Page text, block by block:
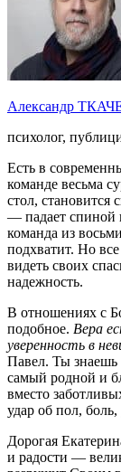
Александр
психолог,
Есть в
команде весьма
стол, становится
— падает спиной
команда из
подхватит. Но
видеть своих
надежность.
В отношениях с
подобное. Вера
уверенность в
Павел. Ты знаешь
самый родной и
вместо
удар об пол, боль,
Дорогая
и радости —